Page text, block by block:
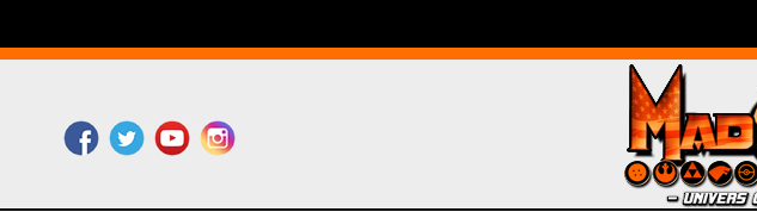
Facebook
TwitterYouTubeInstagram